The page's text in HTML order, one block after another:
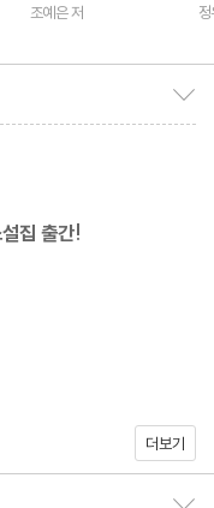
조예은 저
집 출간!
우아하고 경이로운 소설
더보기